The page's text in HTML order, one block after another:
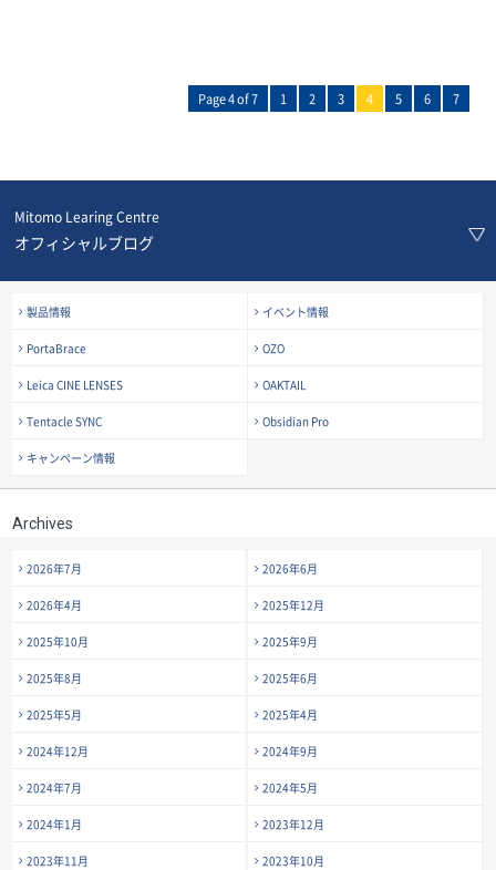
Page 4 of 7 1 2 3 4 5 6 7
Mitomo Learing Centre
オフィシャルブログ
製品情報 イベント情報
PortaBrace OZO
Leica CINE LENSES OAKTAIL
Tentacle SYNC Obsidian Pro
キャンペーン情報
Archives
2026年7月 2026年6月
2026年4月 2025年12月
2025年10月 2025年9月
2025年8月 2025年6月
2025年5月 2025年4月
2024年12月 2024年9月
2024年7月 2024年5月
2024年1月 2023年12月
2023年11月 2023年10月